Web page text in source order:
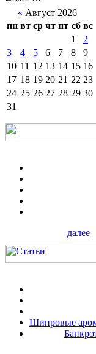
« Август 2026
пн вт ср чт пт сб вс
1
2
3
4 5 6 7 8
9
10 11 12 13 14 15 16
17 18 19 20 21 22 23
24 25 26 27 28 29 30
31
далее
Шипровые